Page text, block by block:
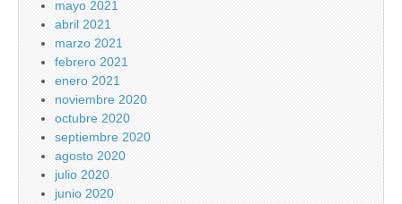
mayo 2021
abril 2021
marzo 2021
febrero 2021
enero 2021
noviembre 2020
octubre 2020
septiembre 2020
agosto 2020
julio 2020
junio 2020